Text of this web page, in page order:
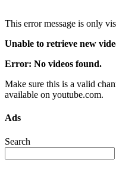
This error message is only
Unable to retrieve new
Error: No videos found.
Make sure this is a valid
available on youtube.com.
Ads
Search